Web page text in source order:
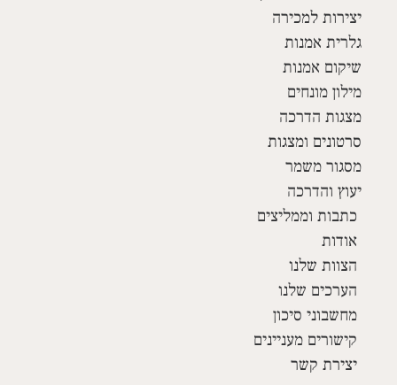
יצירות למכירה
גלרית אמנות
שיקום אמנות
מילון מונחים
מצגות הדרכה
סרטונים ומצגות
מסגור משמר
יעוץ והדרכה
כתבות וממליצים
אודות
הצוות שלנו
הערכים שלנו
מחשבוני סיכון
קישורים מעניינים
יצירת קשר